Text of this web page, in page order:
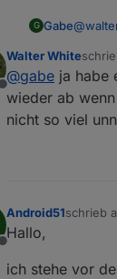
G Gabe@
Offline
Walter White
@gabe ja habe
wieder ab
nicht so viel
Offline
Android51schrieb
zuletzt
Hallo,
ich stehe vor